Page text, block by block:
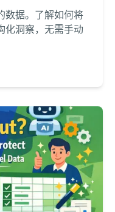
数据。了解如何将
化洞察，无需手动